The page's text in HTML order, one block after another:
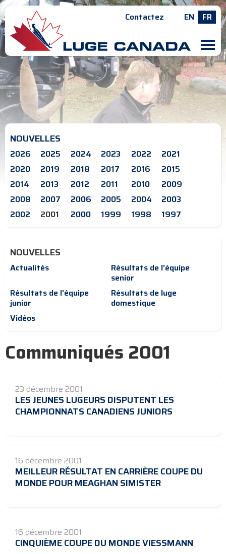
Contactez EN FR
M
NOUVELLES
2026 2025 2024 2023 2022
2021
2020
2019 2018 2017 2016
2015
2014
2013 2012 2011 2010
2009
2008
2007 2006 2005 2004
2003
2002
2001 2000 1999 1998 1997
NOUVELLES
Actualités
Résultats de l'équipe
senior
Résultats de l'équipe
junior
Résultats de luge
domestique
Vidéos
Communiqués 2001
23 décembre 2001
LES JEUNES LUGEURS DISPUTENT LES
CHAMPIONNATS CANADIENS JUNIORS
16 décembre 2001
MEILLEUR RÉSULTAT EN CARRIÈRE COUPE DU
MONDE POUR MEAGHAN SIMISTER
16 décembre 2001
CINQUIÈME COUPE DU MONDE VIESSMANN